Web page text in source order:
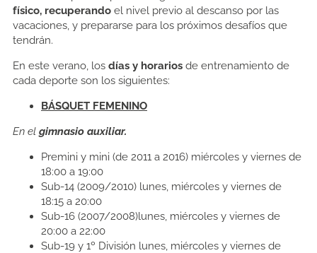
físico, recuperando el nivel previo al descanso por las
vacaciones, y prepararse para los próximos desafíos que
tendrán.
En este verano, los días y horarios de entrenamiento de
cada deporte son los siguientes:
BÁSQUET FEMENINO
En el gimnasio auxiliar.
Premini y mini (de 2011 a 2016) miércoles y viernes de
18:00 a 19:00
Sub-14 (2009/2010) lunes, miércoles y viernes de
18:15 a 20:00
Sub-16 (2007/2008)lunes, miércoles y viernes de
20:00 a 22:00
Sub-19 y 1º División lunes, miércoles y viernes de